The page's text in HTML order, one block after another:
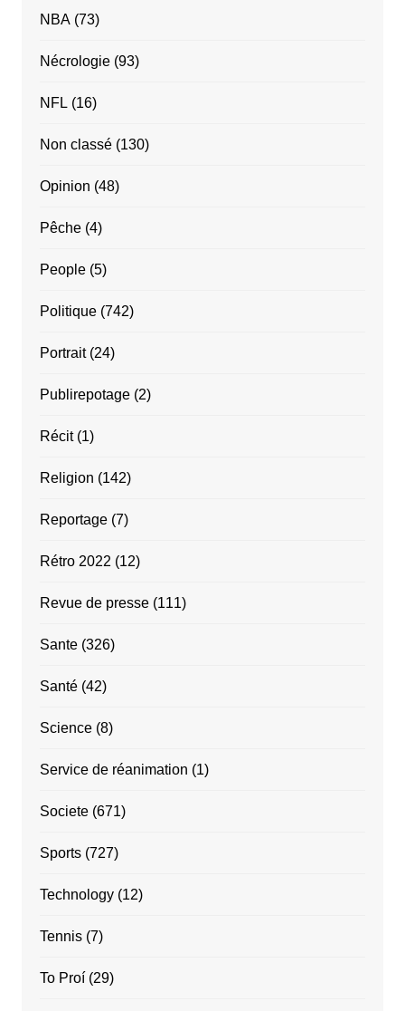
NBA(73)
Nécrologie(93)
NFL (16)
Non classé(130)
Opinion (48)
Pêche(4)
People(5)
Politique(742)
Portrait(24)
Publirepotage(2)
Récit(1)
Religion (142)
Reportage(7)
Rétro 2022 (12)
Revue de presse(111)
Sante(326)
Santé(42)
Science(8)
Service de réanimation (1)
Societe(671)
Sports(727)
Technology(12)
Tennis(7)
To Proí(29)